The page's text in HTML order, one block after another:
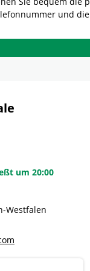
und
um 20:00
Westfalen